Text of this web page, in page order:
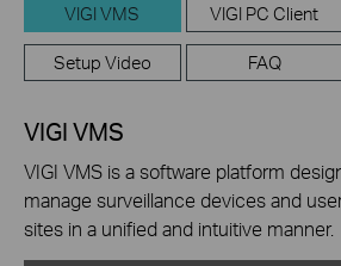
VIGI VMS VIGI PC Client
Setup Video FAQ
VIGI VMS
VIGI VMS is a software platform
manage surveillance devices and
sites in a unified and intuitive manner.